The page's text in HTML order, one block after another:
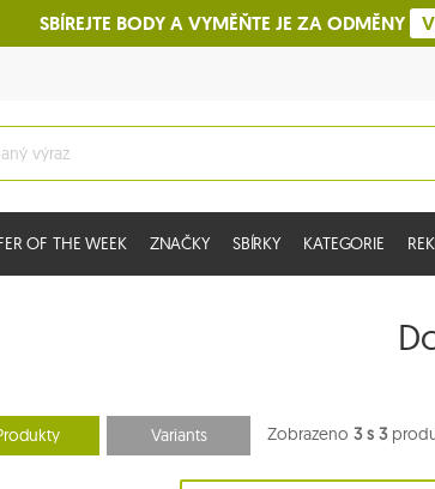
SBÍREJTE BODY A VYMĚŇTE JE ZA ODMĚNY
OF THE WEEK ZNAČKY SBÍRKY KATEGORIE
Variants Zobrazeno 3 s 3